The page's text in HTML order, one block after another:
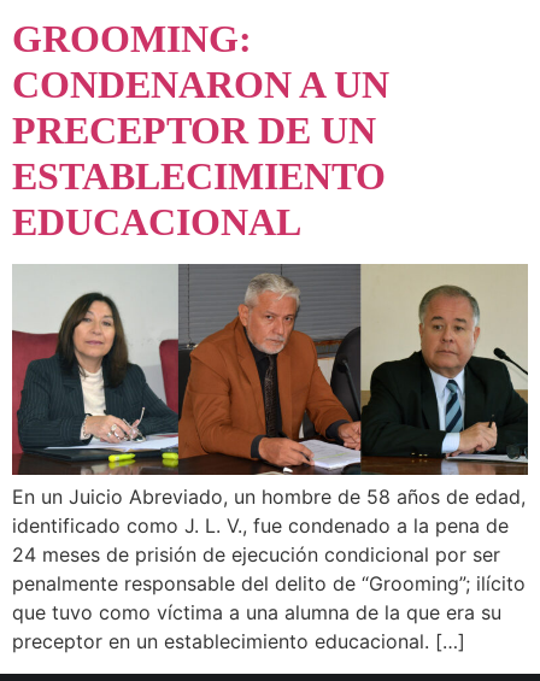
GROOMING:
CONDENARON A UN
PRECEPTOR DE UN
ESTABLECIMIENTO
EDUCACIONAL
En un Juicio Abreviado, un hombre de 58 años de edad,
identificado como J. L. V., fue condenado a la pena de
24 meses de prisión de ejecución condicional por ser
penalmente responsable del delito de “Grooming”; ilícito
que tuvo como víctima a una alumna de la que era su
preceptor en un establecimiento educacional. […]